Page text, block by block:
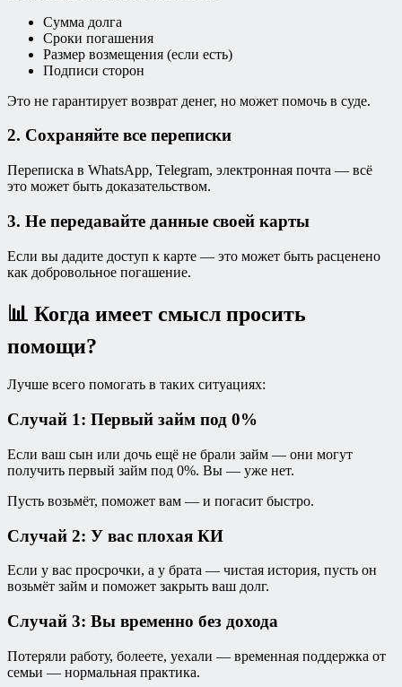
Сумма долга
Сроки погашения
Размер возмещения (если есть)
Подписи сторон
Это не гарантирует возврат денег, но может помочь в суде.
2. Сохраняйте все переписки
Переписка в WhatsApp, Telegram, электронная почта — всё
это может быть доказательством.
3. Не передавайте данные своей карты
Если вы дадите доступ к карте — это может быть расценено
как добровольное погашение.
📊 Когда имеет смысл просить
помощи?
Лучше всего помогать в таких ситуациях:
Случай 1: Первый займ под 0%
Если ваш сын или дочь ещё не брали займ — они могут
получить первый займ под 0%. Вы — уже нет.
Пусть возьмёт, поможет вам — и погасит быстро.
Случай 2: У вас плохая КИ
Если у вас просрочки, а у брата — чистая история, пусть он
возьмёт займ и поможет закрыть ваш долг.
Случай 3: Вы временно без дохода
Потеряли работу, болеете, уехали — временная поддержка от
семьи — нормальная практика.